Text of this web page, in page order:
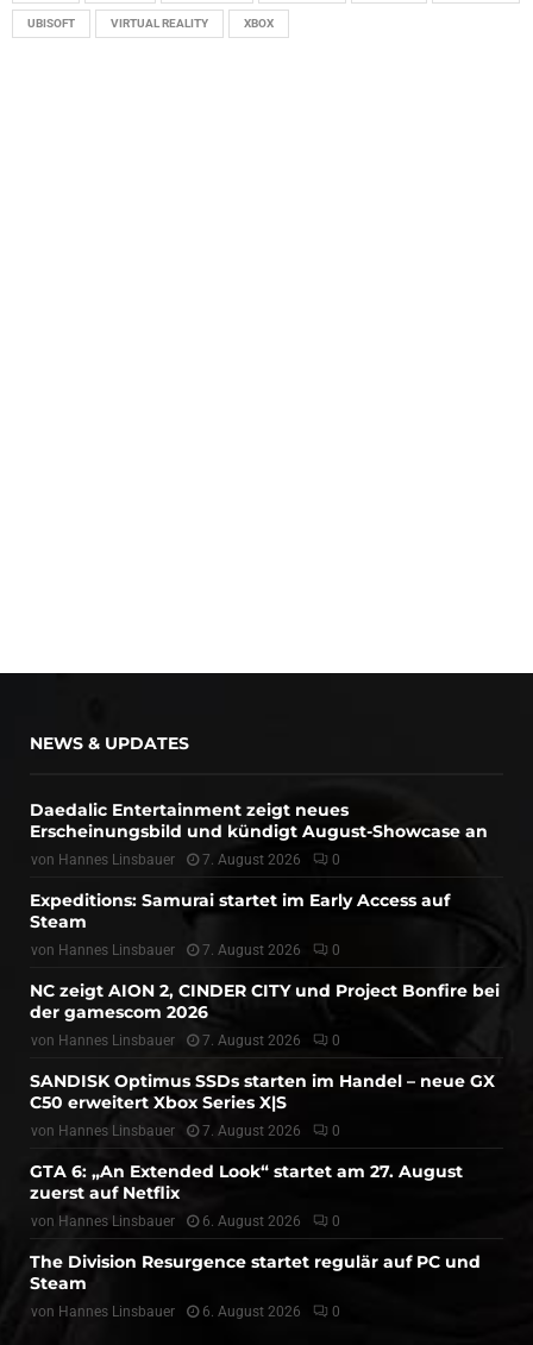
UBISOFT VIRTUAL REALITY XBOX
NEWS & UPDATES
Daedalic Entertainment zeigt neues
Erscheinungsbild und kündigt August-Showcase an
von Hannes Linsbauer 7. August 2026 0
Expeditions: Samurai startet im Early Access auf
Steam
von Hannes Linsbauer 7. August 2026 0
NC zeigt AION 2, CINDER CITY und Project Bonfire bei
der gamescom 2026
von Hannes Linsbauer 7. August 2026 0
SANDISK Optimus SSDs starten im Handel – neue GX
C50 erweitert Xbox Series X|S
von Hannes Linsbauer 7. August 2026 0
GTA 6: „An Extended Look“ startet am 27. August
zuerst auf Netflix
von Hannes Linsbauer 6. August 2026 0
The Division Resurgence startet regulär auf PC und
Steam
von Hannes Linsbauer 6. August 2026 0